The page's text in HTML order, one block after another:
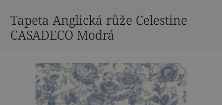
Tapeta Anglická růže Celestine
CASADECO Modrá